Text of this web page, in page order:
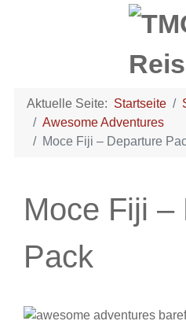
Aktuelle Seite: Startseite
Awesome Adventures
Moce Fiji – Departure
Moce Fiji –
Pack